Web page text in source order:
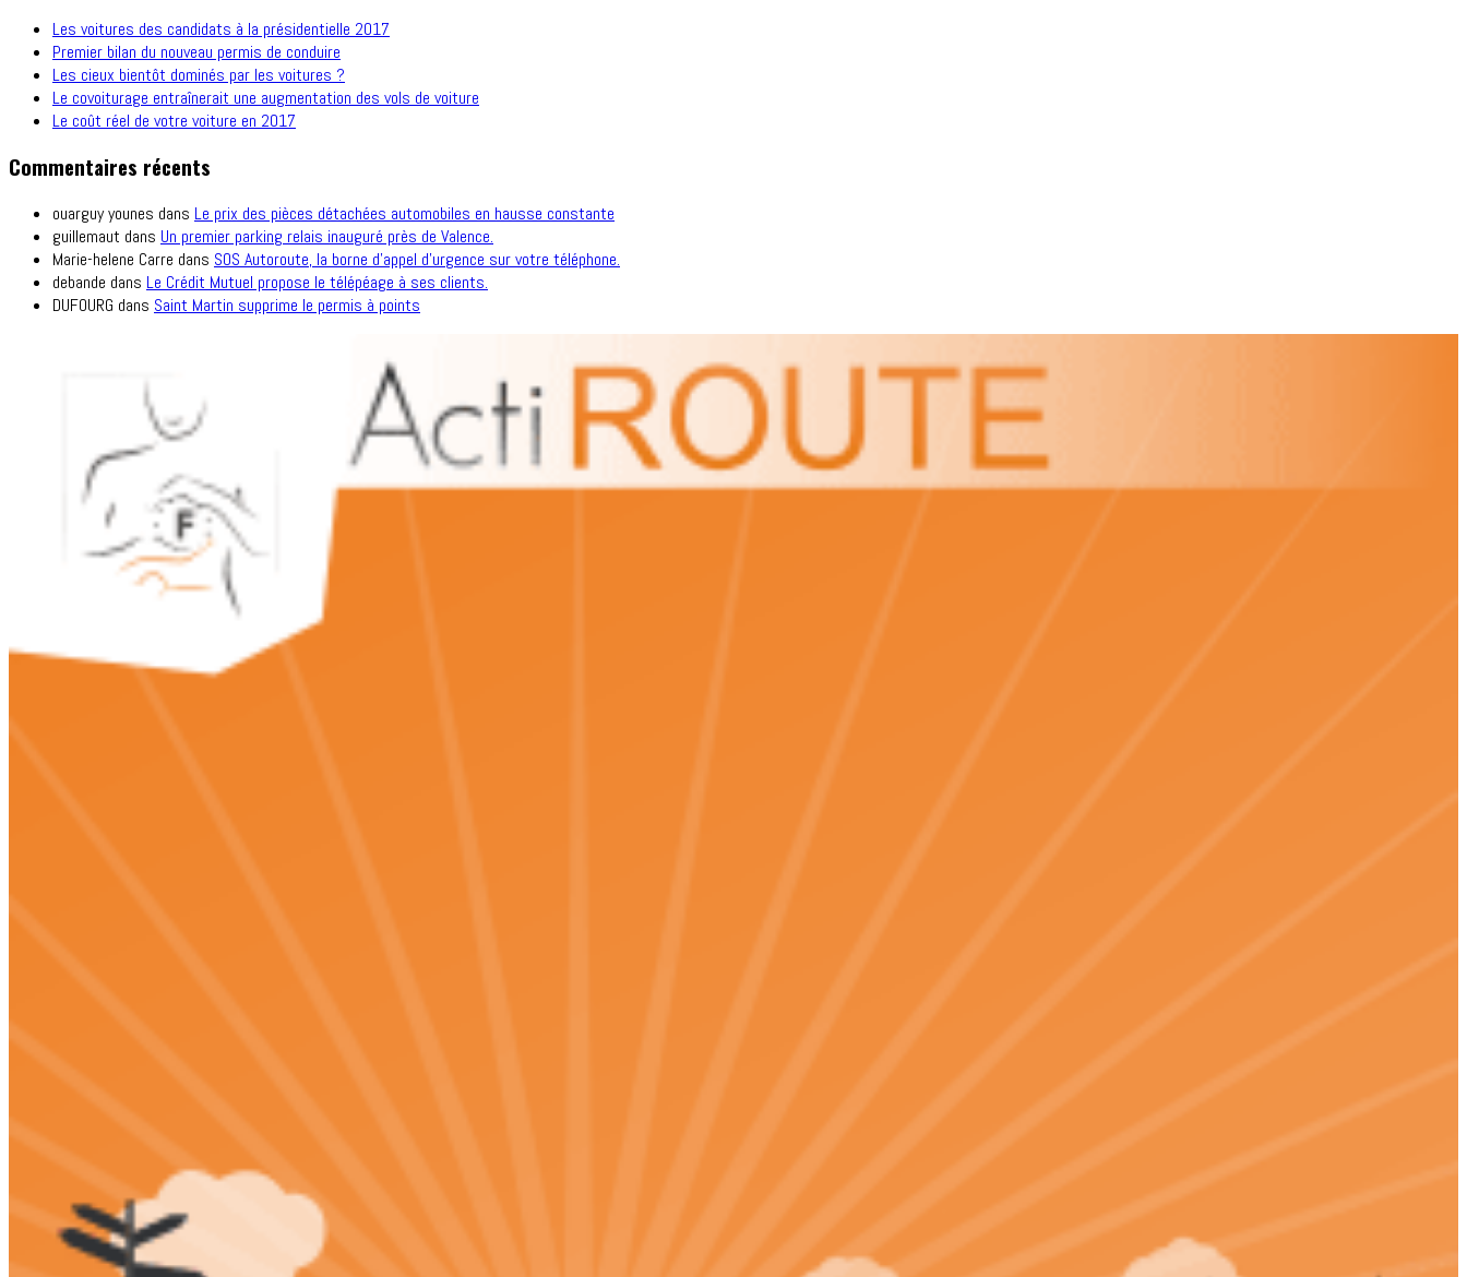
Les voitures des candidats à la présidentielle 2017
Premier bilan du nouveau permis de conduire
Les cieux bientôt dominés par les voitures ?
Le covoiturage entraînerait une augmentation des vols de voiture
Le coût réel de votre voiture en 2017
Commentaires récents
ouarguy younes dans Le prix des pièces détachées automobiles en hausse constante
guillemaut dans Un premier parking relais inauguré près de Valence.
Marie-helene Carre dans SOS Autoroute, la borne d’appel d’urgence sur votre téléphone.
debande dans Le Crédit Mutuel propose le télépéage à ses clients.
DUFOURG dans Saint Martin supprime le permis à points